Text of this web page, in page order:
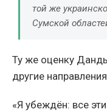
той же
Сумской
Ту же оценку
другие
«Я убеждён: все